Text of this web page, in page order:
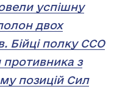
успішну
двох
Бійці полку ССО
з
позицій Сил